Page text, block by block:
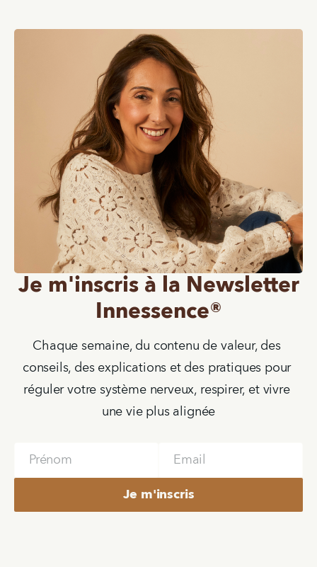
Je m'inscris à la Newsletter
Innessence®
Chaque semaine, du contenu de valeur, des
conseils, des explications et des pratiques pour
réguler votre système nerveux, respirer, et vivre
une vie plus alignée
Je m'inscris